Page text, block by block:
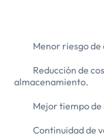
Menor riesgo de
Reducción de
almacenamiento.
Mejor tiempo
Continuidad de